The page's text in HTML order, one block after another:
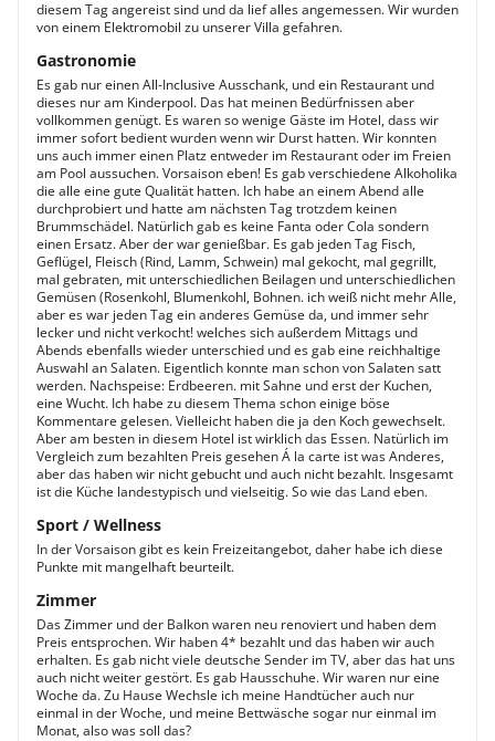
diesem Tag angereist sind und da lief alles angemessen. Wir wurden
von einem Elektromobil zu unserer Villa gefahren.
Gastronomie
Es gab nur einen All-Inclusive Ausschank, und ein Restaurant und
dieses nur am Kinderpool. Das hat meinen Bedürfnissen aber
vollkommen genügt. Es waren so wenige Gäste im Hotel, dass wir
immer sofort bedient wurden wenn wir Durst hatten. Wir konnten
uns auch immer einen Platz entweder im Restaurant oder im Freien
am Pool aussuchen. Vorsaison eben! Es gab verschiedene Alkoholika
die alle eine gute Qualität hatten. Ich habe an einem Abend alle
durchprobiert und hatte am nächsten Tag trotzdem keinen
Brummschädel. Natürlich gab es keine Fanta oder Cola sondern
einen Ersatz. Aber der war genießbar. Es gab jeden Tag Fisch,
Geflügel, Fleisch (Rind, Lamm, Schwein) mal gekocht, mal gegrillt,
mal gebraten, mit unterschiedlichen Beilagen und unterschiedlichen
Gemüsen (Rosenkohl, Blumenkohl, Bohnen. ich weiß nicht mehr Alle,
aber es war jeden Tag ein anderes Gemüse da, und immer sehr
lecker und nicht verkocht! welches sich außerdem Mittags und
Abends ebenfalls wieder unterschied und es gab eine reichhaltige
Auswahl an Salaten. Eigentlich konnte man schon von Salaten satt
werden. Nachspeise: Erdbeeren. mit Sahne und erst der Kuchen,
eine Wucht. Ich habe zu diesem Thema schon einige böse
Kommentare gelesen. Vielleicht haben die ja den Koch gewechselt.
Aber am besten in diesem Hotel ist wirklich das Essen. Natürlich im
Vergleich zum bezahlten Preis gesehen Á la carte ist was Anderes,
aber das haben wir nicht gebucht und auch nicht bezahlt. Insgesamt
ist die Küche landestypisch und vielseitig. So wie das Land eben.
Sport / Wellness
In der Vorsaison gibt es kein Freizeitangebot, daher habe ich diese
Punkte mit mangelhaft beurteilt.
Zimmer
Das Zimmer und der Balkon waren neu renoviert und haben dem
Preis entsprochen. Wir haben 4* bezahlt und das haben wir auch
erhalten. Es gab nicht viele deutsche Sender im TV, aber das hat uns
auch nicht weiter gestört. Es gab Hausschuhe. Wir waren nur eine
Woche da. Zu Hause Wechsle ich meine Handtücher auch nur
einmal in der Woche, und meine Bettwäsche sogar nur einmal im
Monat, also was soll das?